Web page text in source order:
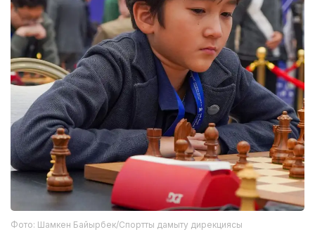
Фото: Шамкен Байырбек/Спортты дамыту дирекциясы